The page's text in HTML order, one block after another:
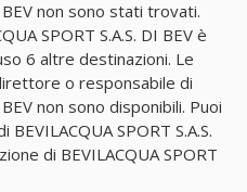
BEV non sono stati trovati.
SPORT S.A.S. DI BEV è
6 altre destinazioni. Le
o responsabile di
BEV non sono disponibili. Puoi
SPORT S.A.S.
di BEVILACQUA SPORT